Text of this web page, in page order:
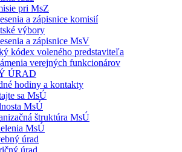
pri MsZ
a zápisnice komisií
výbory
a zápisnice MsV
kódex voleného predstaviteľa
verejných funkcionárov
ÚRAD
hodiny a kontakty
sa MsÚ
MsÚ
štruktúra MsÚ
MsÚ
úrad